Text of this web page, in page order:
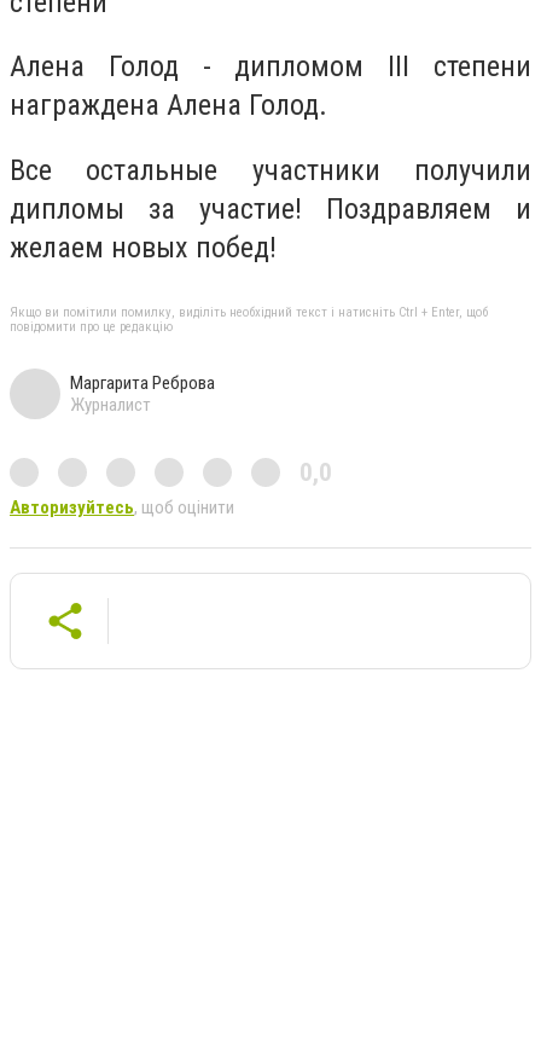
Алена Голод - дипломом III степени
награждена Алена Голод.
Все остальные участники получили
дипломы за участие! Поздравляем и
желаем новых побед!
Якщо ви помітили помилку, виділіть необхідний текст і натисніть Ctrl + Enter, щоб
повідомити про це редакцію
Маргарита Реброва
Журналист
0,0
Авторизуйтесь, щоб оцінити